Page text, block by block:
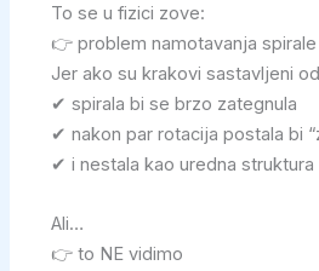
To se u fizici zove:
👉 problem namotavanja spirale
Jer ako su krakovi sastavljeni
✔ spirala bi se brzo zategnula
✔ nakon par rotacija postala bi
✔ i nestala kao uredna struktura
Ali…
👉 to NE vidimo